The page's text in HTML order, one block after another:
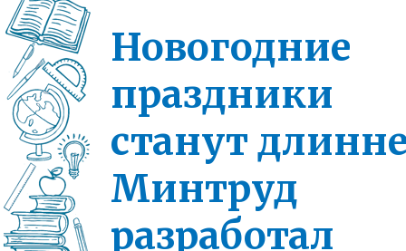
Новогодние
праздники
станут
Минтруд
разработал